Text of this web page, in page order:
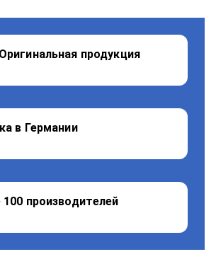
продукция
в Германии
100 производителей